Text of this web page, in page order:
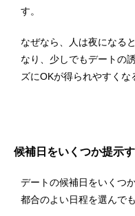
す。
なぜなら、人は夜になる
なり、少しでもデートの
ズにOKが得られやすくな
候補日をいくつか提示
デートの候補日をいくつ
都合のよい日程を選んで